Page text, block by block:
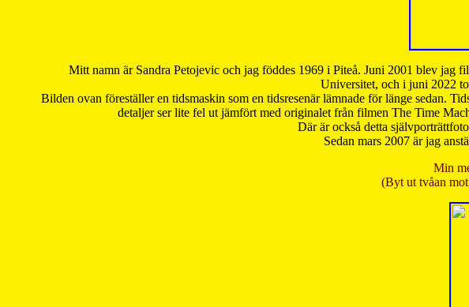
Mitt namn är Sandra Petojevic och jag föddes 1969 i Piteå. Juni 2001 blev jag
Universitet, och i juni 2022
Bilden ovan föreställer en tidsmaskin som en tidsresenär lämnade för länge sedan.
detaljer ser lite fel ut jämfört med originalet från filmen The Time
Där är också detta
Sedan mars 2007 är jag
Min
(Byt ut tvåan